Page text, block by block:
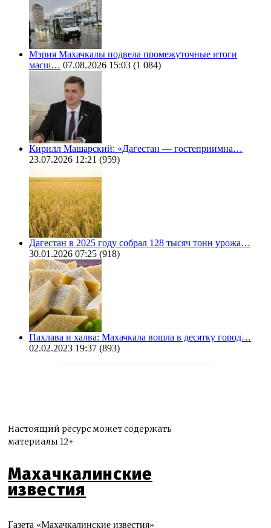
Мэрия Махачкалы подвела промежуточные итоги
масш… 07.08.2026 15:03 (1 084)
Кирилл Машарский: «Дагестан — гостеприимна…
23.07.2026 12:21 (959)
Дагестан в 2025 году собрал 128 тысяч тонн урожа…
30.01.2026 07:25 (918)
Пахлава и халва: Махачкала вошла в десятку город…
02.02.2023 19:37 (893)
Настоящий ресурс может содержать
материалы 12+
Махачкалинские
известия
Газета «Махачкалинские известия»